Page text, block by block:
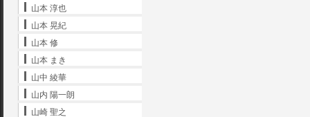
山本 淳也
山本 晃紀
山本 修
山本 まき
山中 綾華
山内 陽一朗
山崎 聖之